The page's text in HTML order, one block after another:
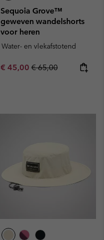
Sequoia Grove™
geweven wandelshorts
voor heren
Water- en vlekafstotend
Sale price:
€ 45,00 Regular price:
€ 65,00